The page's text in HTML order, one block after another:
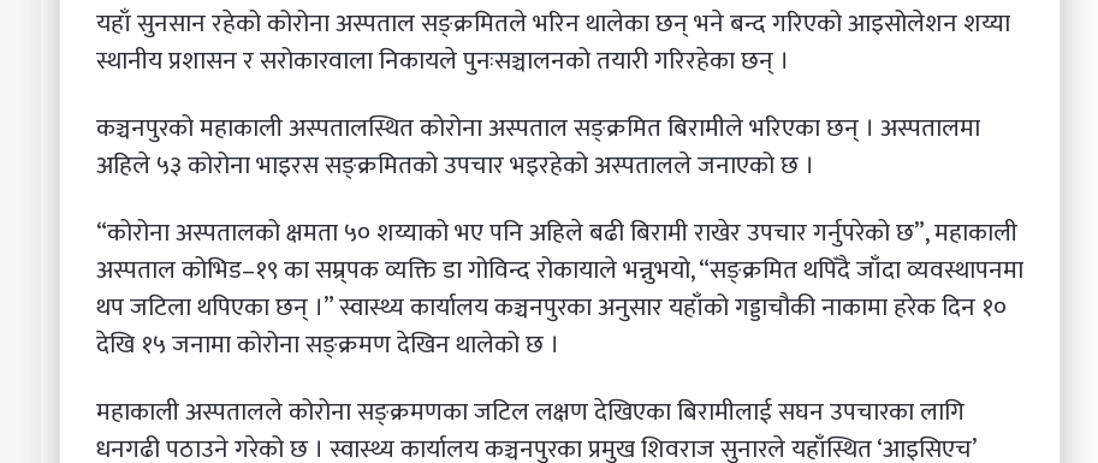
यहाँ सुनसान रहेको कोरोना अस्पताल सङ्क्रमितले भरिन थालेका छन् भने बन्द गरिएको आइसोलेशन शय्या
स्थानीय प्रशासन र सरोकारवाला निकायले पुनःसञ्चालनको तयारी गरिरहेका छन् ।
कञ्चनपुरको महाकाली अस्पतालस्थित कोरोना अस्पताल सङ्क्रमित बिरामीले भरिएका छन् । अस्पतालमा
अहिले ५३ कोरोना भाइरस सङ्क्रमितको उपचार भइरहेको अस्पतालले जनाएको छ ।
“कोरोना अस्पतालको क्षमता ५० शय्याको भए पनि अहिले बढी बिरामी राखेर उपचार गर्नुपरेको छ”, महाकाली
अस्पताल कोभिड–१९ का सम्र्पक व्यक्ति डा गोविन्द रोकायाले भन्नुभयो, “सङ्क्रमित थपिँदै जाँदा व्यवस्थापनमा
थप जटिला थपिएका छन् ।” स्वास्थ्य कार्यालय कञ्चनपुरका अनुसार यहाँको गड्डाचौकी नाकामा हरेक दिन १०
देखि १५ जनामा कोरोना सङ्क्रमण देखिन थालेको छ ।
महाकाली अस्पतालले कोरोना सङ्क्रमणका जटिल लक्षण देखिएका बिरामीलाई सघन उपचारका लागि
धनगढी पठाउने गरेको छ । स्वास्थ्य कार्यालय कञ्चनपुरका प्रमुख शिवराज सुनारले यहाँस्थित ‘आइसिएच’